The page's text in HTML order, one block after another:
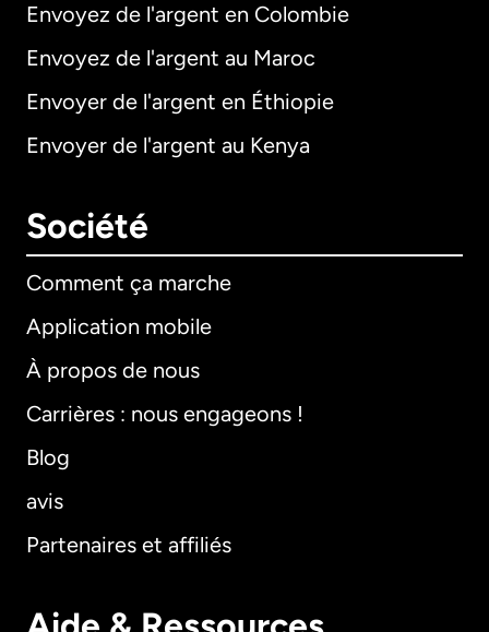
Envoyez de l'argent en Colombie
Envoyez de l'argent au Maroc
Envoyer de l'argent en Éthiopie
Envoyer de l'argent au Kenya
Société
Comment ça marche
Application mobile
À propos de nous
Carrières : nous engageons !
Blog
avis
Partenaires et affiliés